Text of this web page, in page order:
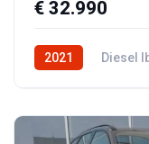
€ 32.990
2021 Diesel